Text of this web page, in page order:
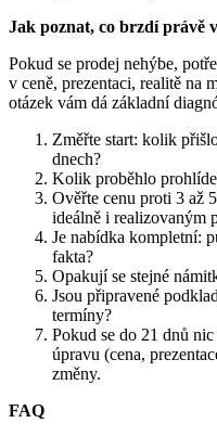
Jak poznat, co brzdí právě
Pokud se prodej nehýbe,
v ceně, prezentaci, realitě na
otázek vám dá základní
Změřte start: kolik
dnech?
Kolik proběhlo
Ověřte cenu proti 3 až
ideálně i realizovaným
Je nabídka kompletní:
fakta?
Opakují se stejné
Jsou připravené
termíny?
Pokud se do 21 dnů
úpravu (cena,
změny.
FAQ